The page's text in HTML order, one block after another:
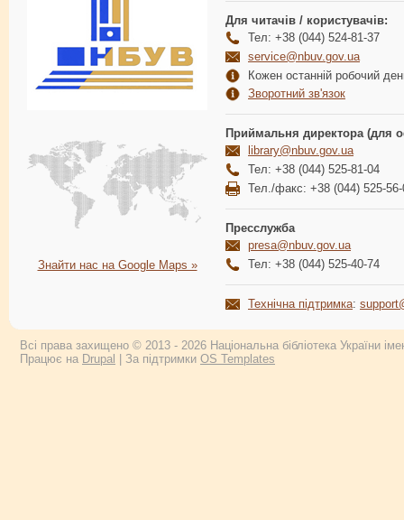
Знайти нас на Google Maps »
Для читачів / користувачів:
Тел: +38 (044) 524-81-37
service@nbuv.gov.ua
Кожен останній робочий
Зворотний зв'язок
Приймальня директора (для
library@nbuv.gov.ua
Тел: +38 (044) 525-81-04
Тел./факс: +38 (044) 525-56-
Пресслужба
presa@nbuv.gov.ua
Тел: +38 (044) 525-40-74
Технічна підтримка:
Всі права захищено © 2013 - 2026 Національна бібліотека України
Працює на Drupal | За підтримки OS Templates